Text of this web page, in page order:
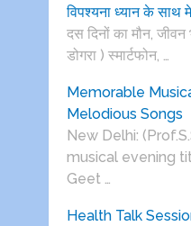
विपश्यना ध्यान के साथ
दस दिनों का मौन,
डोगरा ) स्मार्टफोन, …
Memorable
Melodious Songs
New Delhi:
musical evening
Geet …
Health Talk